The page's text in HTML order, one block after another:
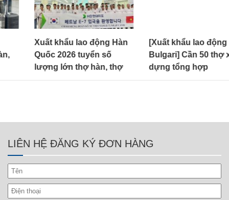
Xuất khẩu lao động Hàn
Quốc 2026 tuyển số
lượng lớn thợ hàn, thợ
sơn E7-3
[Xuất khẩu lao động
Bulgari] Cần 50 thợ xây
dựng tổng hợp
LIÊN HỆ ĐĂNG KÝ ĐƠN HÀNG